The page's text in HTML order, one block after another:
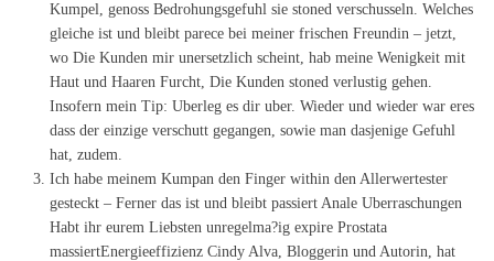
Kumpel, genoss Bedrohungsgefuhl sie stoned verschusseln. Welches
gleiche ist und bleibt parece bei meiner frischen Freundin – jetzt,
wo Die Kunden mir unersetzlich scheint, hab meine Wenigkeit mit
Haut und Haaren Furcht, Die Kunden stoned verlustig gehen.
Insofern mein Tip: Uberleg es dir uber. Wieder und wieder war eres
dass der einzige verschutt gegangen, sowie man dasjenige Gefuhl
hat, zudem.
Ich habe meinem Kumpan den Finger within den Allerwertester
gesteckt – Ferner das ist und bleibt passiert Anale Uberraschungen
Habt ihr eurem Liebsten unregelma?ig expire Prostata
massiertEnergieeffizienz Cindy Alva, Bloggerin und Autorin, hat